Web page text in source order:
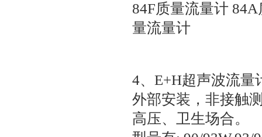
84F质量流量计
量流量计
4、E+H超声波流量
外部安装，非接触
高压、卫生场合。